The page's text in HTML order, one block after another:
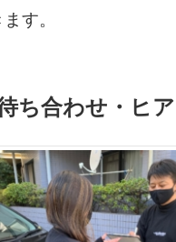
す。
ち合わせ・ヒ